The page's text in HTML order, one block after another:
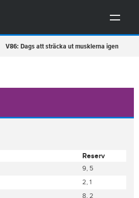
V86: Dags att sträcka ut musklerna igen
Reserv
9, 5
2, 1
8, 2